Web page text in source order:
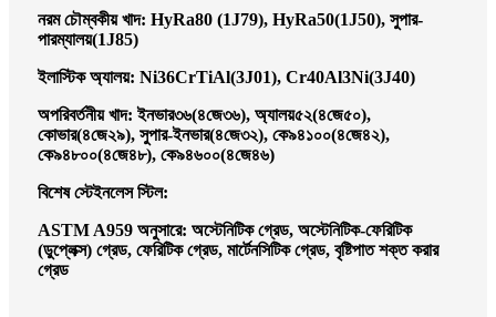
নরম চৌম্বকীয় খাদ: HyRa80 (1J79), HyRa50(1J50), সুপার-
পারম্যালয়(1J85)
ইলাস্টিক অ্যালয়: Ni36CrTiAl(3J01), Cr40Al3Ni(3J40)
অপরিবর্তনীয় খাদ: ইনভার৩৬(৪জে৩৬), অ্যালয়৫২(৪জে৫০),
কোভার(৪জে২৯), সুপার-ইনভার(৪জে৩২), কে৯৪১০০(৪জে৪২),
কে৯৪৮০০(৪জে৪৮), কে৯৪৬০০(৪জে৪৬)
বিশেষ স্টেইনলেস স্টিল:
ASTM A959 অনুসারে: অস্টেনিটিক গ্রেড, অস্টেনিটিক-ফেরিটিক
(ডুপ্লেক্স) গ্রেড, ফেরিটিক গ্রেড, মার্টেনসিটিক গ্রেড, বৃষ্টিপাত শক্ত করার
গ্রেড